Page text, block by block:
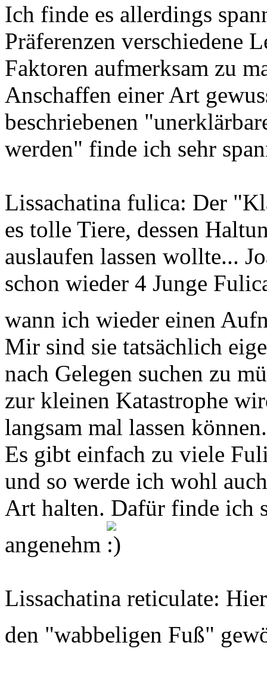
Ich finde es allerdings
Präferenzen verschiedene
Faktoren aufmerksam zu
Anschaffen einer Art
beschriebenen
werden" finde ich sehr
Lissachatina fulica: Der
es tolle Tiere, dessen
auslaufen lassen wollte...
schon wieder 4 Junge
wann ich wieder einen
Mir sind sie tatsächlich
nach Gelegen suchen zu
zur kleinen Katastrophe
langsam mal lassen
Es gibt einfach zu viele
und so werde ich wohl
Art halten. Dafür finde ich
angenehm
Lissachatina reticulate:
den "wabbeligen Fuß"